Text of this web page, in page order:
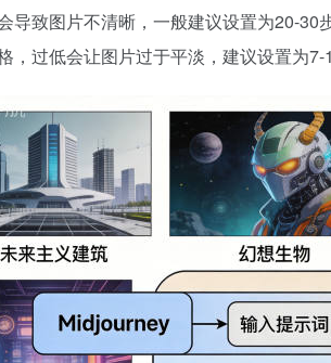
导致图片不清晰，一般建议设置为20-
，过低会让图片过于平淡，建议设置为7-